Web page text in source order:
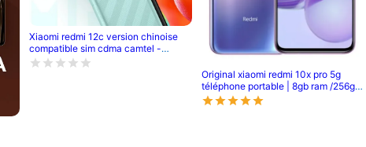
Xiaomi redmi 12c version chinoise
compatible sim cdma camtel -
pouce- 6.71' - 64go /4go ram - 2sim
Original xiaomi redmi 10x pro 5g
téléphone portable | 8gb ram /256gb
rom | mtk 820 octa core | 48mp ai